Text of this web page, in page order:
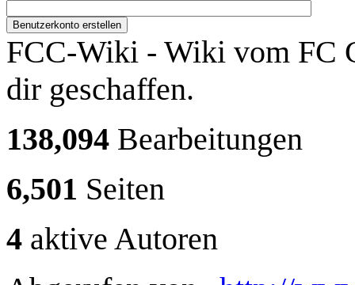
Benutzerkonto erstellen
FCC-Wiki - Wiki vom FC
dir geschaffen.
138,094 Bearbeitungen
6,501 Seiten
4 aktive Autoren